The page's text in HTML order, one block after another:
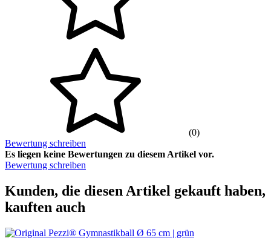
(0)
Bewertung schreiben
Es liegen keine Bewertungen zu diesem Artikel vor.
Bewertung schreiben
Kunden, die diesen Artikel gekauft haben,
kauften auch